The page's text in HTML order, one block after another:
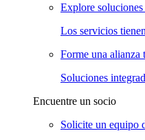
Explore
Los servicios
Forme una alianza
Soluciones
Encuentre un socio
Solicite un equipo